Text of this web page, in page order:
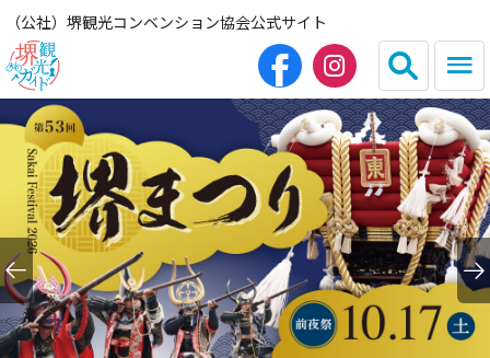
（公社）堺観光コンベンション協会公式サイト
English 简体中文
繁体中文 한국어
HOME（観光サイト）
観光スポット